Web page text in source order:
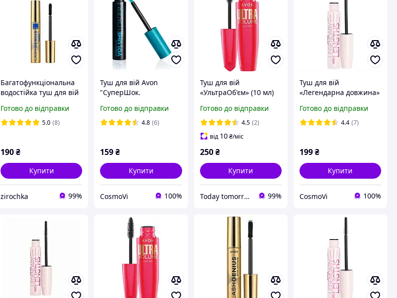
Багатофункціональна
водостійка туш для вій
об єм, довжина та
стійкість, 10 мл
Готово до відправки
5.0 (8)
190₴
Купити
zirochka 99%
Туш для вій Avon
"СуперШок.
10 мл
Готово до відправки
4.8 (6)
159₴
Купити
CosmoVi 100%
Туш для вій
«УльтраОб'єм» (10 мл)
Готово до відправки
4.5 (2)
від 10 ₴/міс
250 ₴
Купити
Today tomorrow always Avon 99%
Туш для вій
«Легендарна довжина»
Готово до відправки
4.4 (7)
199₴
Купити
CosmoVi 100%